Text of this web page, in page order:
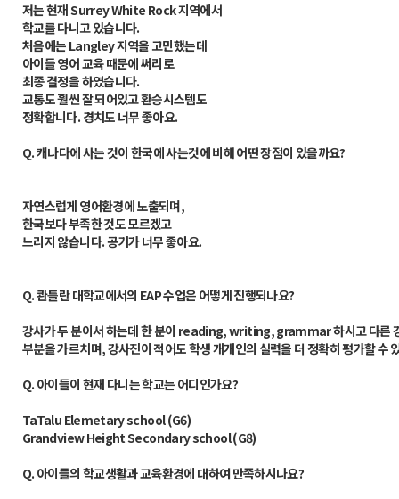
저는 현재 Surrey White Rock 지역에서
학교를 다니고 있습니다.
처음에는 Langley 지역을 고민했는데
아이들 영어 교육 때문에 써리로
최종 결정을 하였습니다.
교통도 훨씬 잘 되어있고 환승시스템도
정확합니다. 경치도 너무 좋아요.
Q.캐나다에 사는 것이 한국에 사는것에 비해 어떤 장점이 있을까요?
자연스럽게 영어환경에 노출되며,
한국보다 부족한 것도 모르겠고
느리지 않습니다. 공기가 너무 좋아요.
Q.콴틀란 대학교에서의 EAP 수업은 어떻게 진행되나요?
강사가 두 분이서 하는데 한 분이 reading, writing, grammar 하시고 다른
부분을 가르치며, 강사진이 적어도 학생 개개인의 실력을 더 정확히 평가할 수
Q. 아이들이 현재 다니는 학교는 어디인가요?
TaTalu Elemetary school (G6)
Grandview Height Secondary school (G8)
Q. 아이들의 학교생활과 교육환경에 대하여 만족하시나요?